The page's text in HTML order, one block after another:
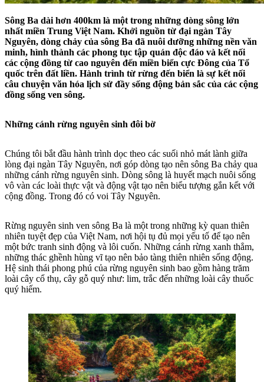
Sông Ba dài hơn 400km là một trong những dòng sông lớn
nhất miền Trung Việt Nam. Khởi nguồn từ đại ngàn Tây
Nguyên, dòng chảy của sông Ba đã nuôi dưỡng những nền văn
minh, hình thành các phong tục tập quán độc đáo và kết nối
các cộng đồng từ cao nguyên đến miền biển cực Đông của Tổ
quốc trên đất liền. Hành trình từ rừng đến biển là sự kết nối
câu chuyện văn hóa lịch sử đầy sống động bản sắc của các cộng
đồng sống ven sông.
Những cánh rừng nguyên sinh đôi bờ
Chúng tôi bắt đầu hành trình dọc theo các suối nhỏ mát lành giữa
lòng đại ngàn Tây Nguyên, nơi góp dòng tạo nên sông Ba chảy qua
những cánh rừng nguyên sinh. Dòng sông là huyết mạch nuôi sống
vô vàn các loài thực vật và động vật tạo nên biểu tượng gắn kết với
cộng đồng. Trong đó có voi Tây Nguyên.
Rừng nguyên sinh ven sông Ba là một trong những kỳ quan thiên
nhiên tuyệt đẹp của Việt Nam, nơi hội tụ đủ mọi yếu tố để tạo nên
một bức tranh sinh động và lôi cuốn. Những cánh rừng xanh thẳm,
những thác ghềnh hùng vĩ tạo nên bảo tàng thiên nhiên sống động.
Hệ sinh thái phong phú của rừng nguyên sinh bao gồm hàng trăm
loài cây cổ thụ, cây gỗ quý như: lim, trắc đến những loài cây thuốc
quý hiếm.